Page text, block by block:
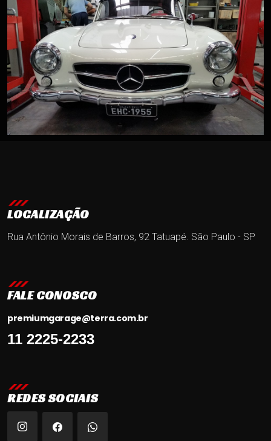
LOCALIZAÇÃO
Rua Antônio Morais de Barros, 92 Tatuapé. São Paulo - SP
FALE CONOSCO
premiumgarage@terra.com.br
11 2225-2233
REDES SOCIAIS